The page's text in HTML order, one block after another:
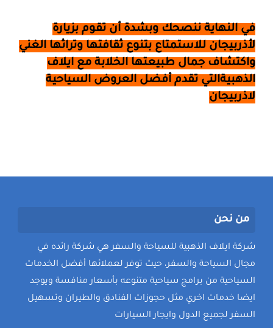
في النهاية ننصحك وبشدة أن تقوم بزيارة
لأذربيجان للاستمتاع بتنوع ثقافتها وتراثها الغني
واكتشاف جمال طبيعتها الخلابة مع ايلاف
الذهبيةالتي تقدم أفضل العروض السياحية
لاذربيجان
من نحن
شركة ايلاف الذهبية للسياحة والسفر هي شركة رائده في
مجال السياحة والسفر، حيث توفر لعملائها أفضل الخدمات
السياحية من برامج سياحية متنوعه بأسعار منافسة ويوجد
ايضا خدمات اخري مثل حجوزات الفنادق والطيران وتسهيل
السفر لجميع الدول وايجار السيارات